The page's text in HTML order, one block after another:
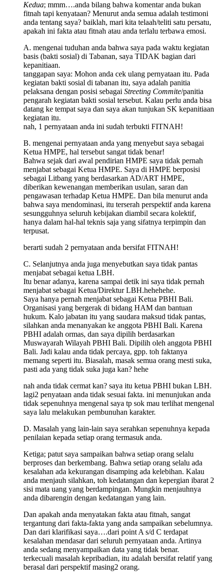
Kedua; mmm….anda bilang bahwa komentar anda bukan
fitnah tapi kenyataan? Menurut anda semua adalah testimoni
anda tentang saya? baiklah, mari kita telaah/teliti satu persatu,
apakah ini fakta atau fitnah atau anda terlalu terbawa emosi.
A. mengenai tuduhan anda bahwa saya pada waktu kegiatan
basis (bakti sosial) di Tabanan, saya TIDAK bagian dari
kepanitiaan.
tanggapan saya: Mohon anda cek ulang pernyataan itu. Pada
kegiatan bakti sosial di tabanan itu, saya adalah panitia
pelaksana dengan posisi sebagai Streeting Commite/panitia
pengarah kegiatan bakti sosial tersebut. Kalau perlu anda bisa
datang ke tempat saya dan saya akan tunjukan SK kepanitiaan
kegiatan itu.
nah, 1 pernyataan anda ini sudah terbukti FITNAH!
B. mengenai pernyataan anda yang menyebut saya sebagai
Ketua HMPE, hal tersebut sangat tidak benar!
Bahwa sejak dari awal pendirian HMPE saya tidak pernah
menjabat sebagai Ketua HMPE. Saya di HMPE berposisi
sebagai Litbang yang berdasarkan AD/ART HMPE,
diberikan kewenangan memberikan usulan, saran dan
pengawasan terhadap Ketua HMPE. Dan bila menurut anda
bahwa saya mendominasi, itu terserah perspektif anda karena
sesungguhnya seluruh kebijakan diambil secara kolektif,
hanya dalam hal-hal teknis saja yang sifatnya terpimpin dan
terpusat.
berarti sudah 2 pernyataan anda bersifat FITNAH!
C. Selanjutnya anda juga menyebutkan saya tidak pantas
menjabat sebagai ketua LBH.
Itu benar adanya, karena sampai detik ini saya tidak pernah
menjabat sebagai Ketua/Direktur LBH.hehehehe.
Saya hanya pernah menjabat sebagai Ketua PBHI Bali.
Organisasi yang bergerak di bidang HAM dan bantuan
hukum. Kalo jabatan itu yang saudara maksud tidak pantas,
silahkan anda menanyakan ke anggota PBHI Bali. Karena
PBHI adalah ormas, dan saya dipilih berdasarkan
Muswayarah Wilayah PBHI Bali. Dipilih oleh anggota PBHI
Bali. Jadi kalau anda tidak percaya, gpp. toh faktanya
memang seperti itu. Biasalah, masak semua orang mesti suka,
pasti ada yang tidak suka juga kan? hehe
nah anda tidak cermat kan? saya itu ketua PBHI bukan LBH.
lagi2 penyataan anda tidak sesuai fakta. ini menunjukan anda
tidak sepenuhnya mengenal saya tp sok mau terlihat mengenal
saya lalu melakukan pembunuhan karakter.
D. Masalah yang lain-lain saya serahkan sepenuhnya kepada
penilaian kepada setiap orang termasuk anda.
Ketiga; patut saya sampaikan bahwa setiap orang selalu
berproses dan berkembang. Bahwa setiap orang selalu ada
kesalahan ada kekurangan disamping ada kelebihan. Kalau
anda menjauh silahkan, toh kedatangan dan kepergian ibarat 2
sisi mata uang yang berdampingan. Mungkin menjauhnya
anda dibarengin dengan kedatangan yang lain.
Dan apakah anda menyatakan fakta atau fitnah, sangat
tergantung dari fakta-fakta yang anda sampaikan sebelumnya.
Dan dari klarifikasi saya….dari point A s/d C terdapat
kesalahan mendasar dari seluruh pernyataan anda. Artinya
anda sedang menyampaikan data yang tidak benar.
terkecuali masalah kepribadian, itu adalah bersifat relatif yang
berasal dari perspektif masing2 orang.